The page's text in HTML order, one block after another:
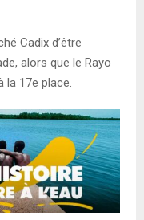
Cadix d’être
alors que le Rayo
la 17e place.